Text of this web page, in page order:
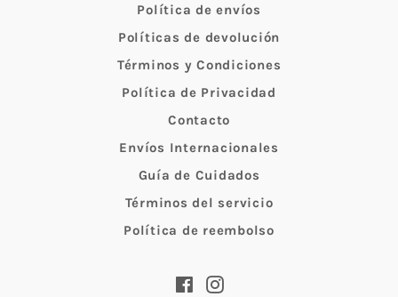
Política de envíos
Políticas de devolución
Términos y Condiciones
Política de Privacidad
Contacto
Envíos Internacionales
Guía de Cuidados
Términos del servicio
Política de reembolso
FacebookInstagram